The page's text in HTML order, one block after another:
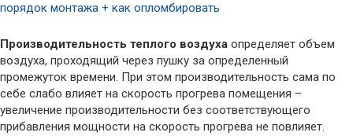
порядок монтажа + как опломбировать
Производительность теплого воздуха определяет объем
воздуха, проходящий через пушку за определенный
промежуток времени. При этом производительность сама по
себе слабо влияет на скорость прогрева помещения –
увеличение производительности без соответствующего
прибавления мощности на скорость прогрева не повлияет.